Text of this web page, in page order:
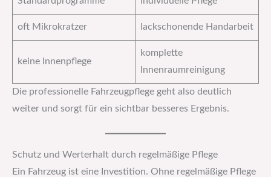
oft Mikrokratzer lackschonende Handarbeit
keine Innenpflege
komplette
Innenraumreinigung
Die professionelle Fahrzeugpflege geht also deutlich
weiter und sorgt für ein sichtbar besseres Ergebnis.
Schutz und Werterhalt durch regelmäßige Pflege
Ein Fahrzeug ist eine Investition. Ohne regelmäßige Pflege